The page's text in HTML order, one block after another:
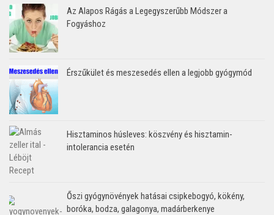
Az Alapos Rágás a Legegyszerűbb Módszer a
Fogyáshoz
Érszűkület és meszesedés ellen a legjobb gyógymód
Hisztaminos húsleves: köszvény és hisztamin-
intolerancia esetén
Őszi gyógynövények hatásai csipkebogyó, kökény,
boróka, bodza, galagonya, madárberkenye